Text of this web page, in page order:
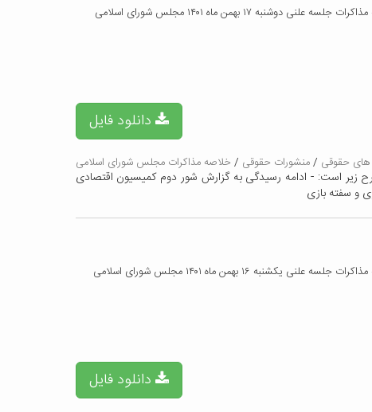
جلسه علنی دوشنبه ۱۷ بهمن ماه ۱۴۰۱ مجلس شورای اسلامی
دانلود فایل
حقوقی /منشورات حقوقی /خلاصه مذاکرات مجلس شورای اسلامی
زیر است: - ادامه رسیدگی به گزارش شور دوم کمیسیون اقتصادی
و سفته بازی
جلسه علنی یکشنبه ۱۶ بهمن ماه ۱۴۰۱ مجلس شورای اسلامی
دانلود فایل